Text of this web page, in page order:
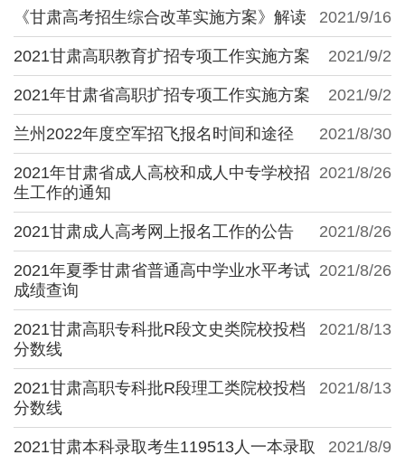
2021/9/16
《甘肃高考招生综合改革实施方案》解读
2021/9/2
2021甘肃高职教育扩招专项工作实施方案
2021/9/2
2021年甘肃省高职扩招专项工作实施方案
2021/8/30
兰州2022年度空军招飞报名时间和途径
2021/8/26
2021年甘肃省成人高校和成人中专学校招
生工作的通知
2021/8/26
2021甘肃成人高考网上报名工作的公告
2021/8/26
2021年夏季甘肃省普通高中学业水平考试
成绩查询
2021/8/13
2021甘肃高职专科批R段文史类院校投档
分数线
2021/8/13
2021甘肃高职专科批R段理工类院校投档
分数线
2021/8/9
2021甘肃本科录取考生119513人一本录取